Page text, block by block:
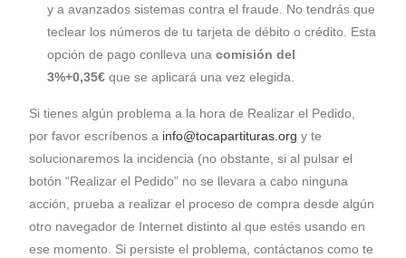
y a avanzados sistemas contra el fraude. No tendrás que
teclear los números de tu tarjeta de débito o crédito. Esta
opción de pago conlleva unacomisión del
3%+0,35€ que se aplicará una vez elegida.
Si tienes algún problema a la hora de Realizar el Pedido,
por favor escríbenos a info@tocapartituras.org y te
solucionaremos la incidencia (no obstante, si al pulsar el
botón “Realizar el Pedido” no se llevara a cabo ninguna
acción, prueba a realizar el proceso de compra desde algún
otro navegador de Internet distinto al que estés usando en
ese momento. Si persiste el problema, contáctanos como te